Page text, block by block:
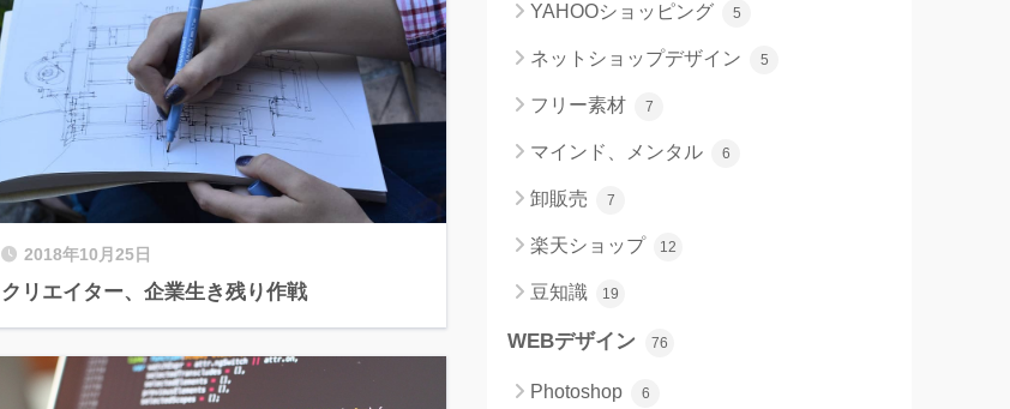
2018年10月25日
クリエイター、企業生き残り作戦
YAHOOショッピング 5
ネットショップデザイン 5
フリー素材 7
マインド、メンタル 6
卸販売 7
楽天ショップ 12
豆知識 19
WEBデザイン 76
Photoshop 6